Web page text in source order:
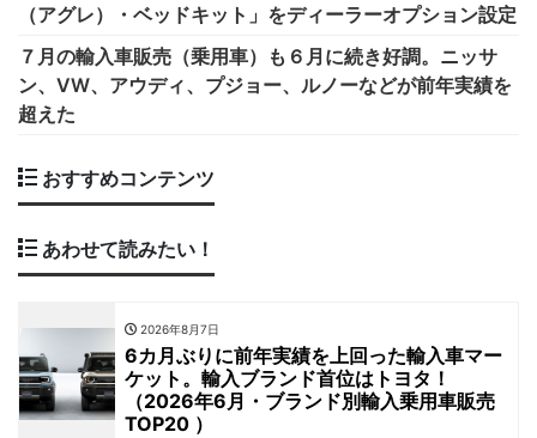
（アグレ）・ベッドキット」をディーラーオプション設定
７月の輸入車販売（乗用車）も６月に続き好調。ニッサ
ン、VW、アウディ、プジョー、ルノーなどが前年実績を
超えた
おすすめコンテンツ
あわせて読みたい！
2026年8月7日
6カ月ぶりに前年実績を上回った輸入車マー
ケット。輸入ブランド首位はトヨタ！
（2026年6月・ブランド別輸入乗用車販売
TOP20 ）